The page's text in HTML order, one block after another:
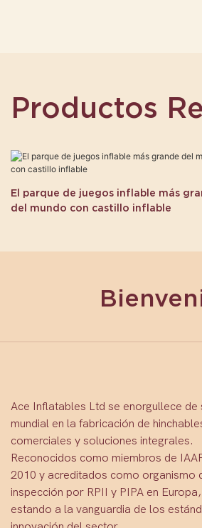
Productos
El parque de juegos inflable más
del mundo con castillo inflable
Ace Inflatables Ltd se enorgullece de
mundial en la fabricación de
comerciales y soluciones integrales.
Reconocidos como miembros de
2010 y acreditados como organismo
inspección por RPII y PIPA en
estando a la vanguardia de los